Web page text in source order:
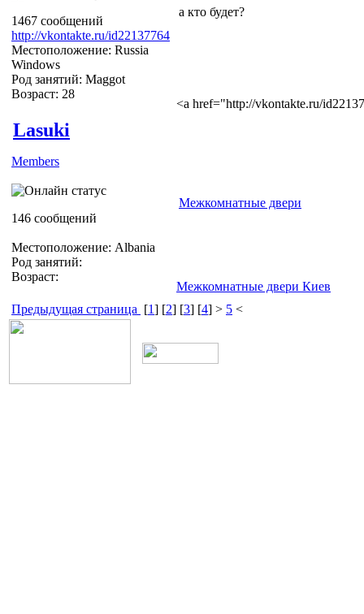
1467 сообщений
http://vkontakte.ru/id22137764
Местоположение: Russia
Windows
Род занятий: Maggot
Возраст: 28
а кто будет?
<a href="http://vkontakte.ru/
Lasuki
Members
146 сообщений
Местоположение: Albania
Род занятий:
Возраст:
Межкомнатные двери
Межкомнатные двери Киев
Предыдущая страница [1] [2] [3] [4] > 5 <